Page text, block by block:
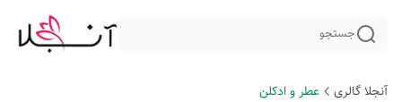
جستجو
آنجلا گالری عطر و ادکلن